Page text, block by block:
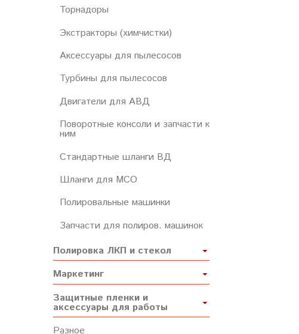
Торнадоры
Экстракторы (химчистки)
Аксессуары для пылесосов
Турбины для пылесосов
Двигатели для АВД
Поворотные консоли и запчасти к
ним
Стандартные шланги ВД
Шланги для МСО
Полировальные машинки
Запчасти для полиров. машинок
Полировка ЛКП и стекол
Маркетинг
Защитные пленки и
аксессуары для работы
Разное